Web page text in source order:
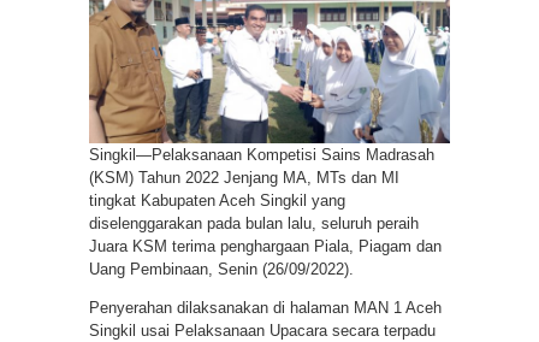
Singkil—Pelaksanaan Kompetisi Sains Madrasah
(KSM) Tahun 2022 Jenjang MA, MTs dan MI
tingkat Kabupaten Aceh Singkil yang
diselenggarakan pada bulan lalu, seluruh peraih
Juara KSM terima penghargaan Piala, Piagam dan
Uang Pembinaan, Senin (26/09/2022).
Penyerahan dilaksanakan di halaman MAN 1 Aceh
Singkil usai Pelaksanaan Upacara secara terpadu